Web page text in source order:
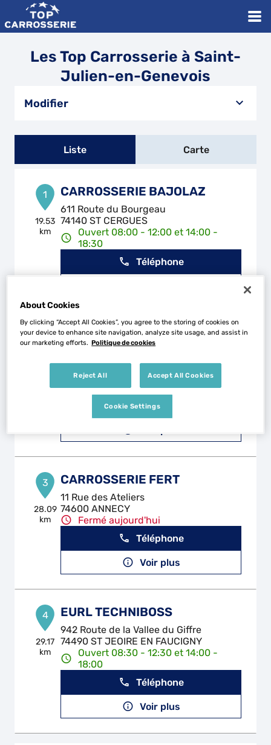
Les Top Carrosserie à Saint-
Julien-en-Genevois
Modifier
Liste Carte
1
19.53
km
CARROSSERIE BAJOLAZ
611 Route du Bourgeau
74140 ST CERGUES
Ouvert 08:00 - 12:00 et 14:00 -
18:30
Téléphone
2
24.65
CARROSSERIE PRIGENT
74330 POISY
Ouvert 08:00 - 12:00 et 14:00 -
19:00
Téléphone
3
28.09
km
CARROSSERIE FERT
11 Rue des Ateliers
74600 ANNECY
Fermé aujourd'hui
Téléphone
Voir plus
4
29.17
km
EURL TECHNIBOSS
942 Route de la Vallee du Giffre
74490 ST JEOIRE EN FAUCIGNY
Ouvert 08:30 - 12:30 et 14:00 -
18:00
Téléphone
Voir plus
About Cookies
By clicking “Accept All Cookies”, you agree to the storing of cookies on
your device to enhance site navigation, analyze site usage, and assist in
our marketing efforts. Politique de cookies
Reject All Accept All Cookies
Cookie Settings